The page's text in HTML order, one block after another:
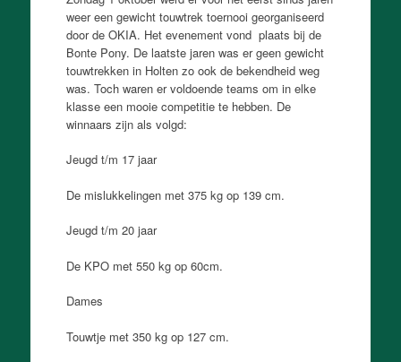
weer een gewicht touwtrek toernooi georganiseerd
door de OKIA. Het evenement vond plaats bij de
Bonte Pony. De laatste jaren was er geen gewicht
touwtrekken in Holten zo ook de bekendheid weg
was. Toch waren er voldoende teams om in elke
klasse een mooie competitie te hebben. De
winnaars zijn als volgd:
Jeugd t/m 17 jaar
De mislukkelingen met 375 kg op 139 cm.
Jeugd t/m 20 jaar
De KPO met 550 kg op 60cm.
Dames
Touwtje met 350 kg op 127 cm.